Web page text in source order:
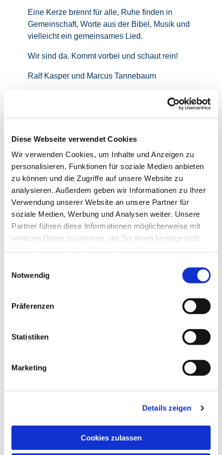
Diese Webseite verwendet Cookies
Wir verwenden Cookies, um Inhalte und Anzeigen zu
personalisieren, Funktionen für soziale Medien anbieten
zu können und die Zugriffe auf unsere Website zu
analysieren. Außerdem geben wir Informationen zu Ihrer
Verwendung unserer Website an unsere Partner für
soziale Medien, Werbung und Analysen weiter. Unsere
Partner führen diese Informationen möglicherweise mit
weiteren Daten zusammen, die Sie ihnen bereitgestellt
Notwendig
Präferenzen
Statistiken
Marketing
Details zeigen
Cookies zulassen
Eine Kerze brennt für alle, Ruhe finden in
Gemeinschaft, Worte aus der Bibel, Musik und
vielleicht ein gemeinsames Lied.
Wir sind da. Kommt vorbei und schaut rein!
Ralf Kasper und Marcus Tannebaum